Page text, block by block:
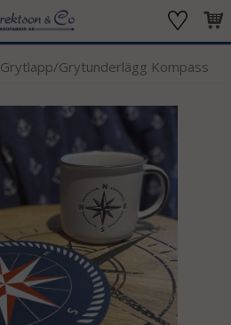
blivit tillagd i varukorgen
Grytlapp/Grytunderlägg Kompass